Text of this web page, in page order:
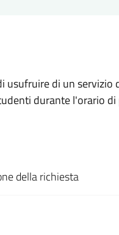
usufruire di un servizio
durante l'orario di
della richiesta